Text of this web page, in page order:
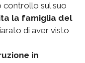
controllo sul suo
la famiglia del
di aver visto
in